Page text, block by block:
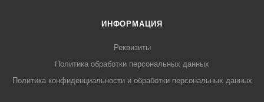
ИНФОРМАЦИЯ
Реквизиты
Политика обработки персональных данных
Политика конфиденциальности и обработки персональных данных